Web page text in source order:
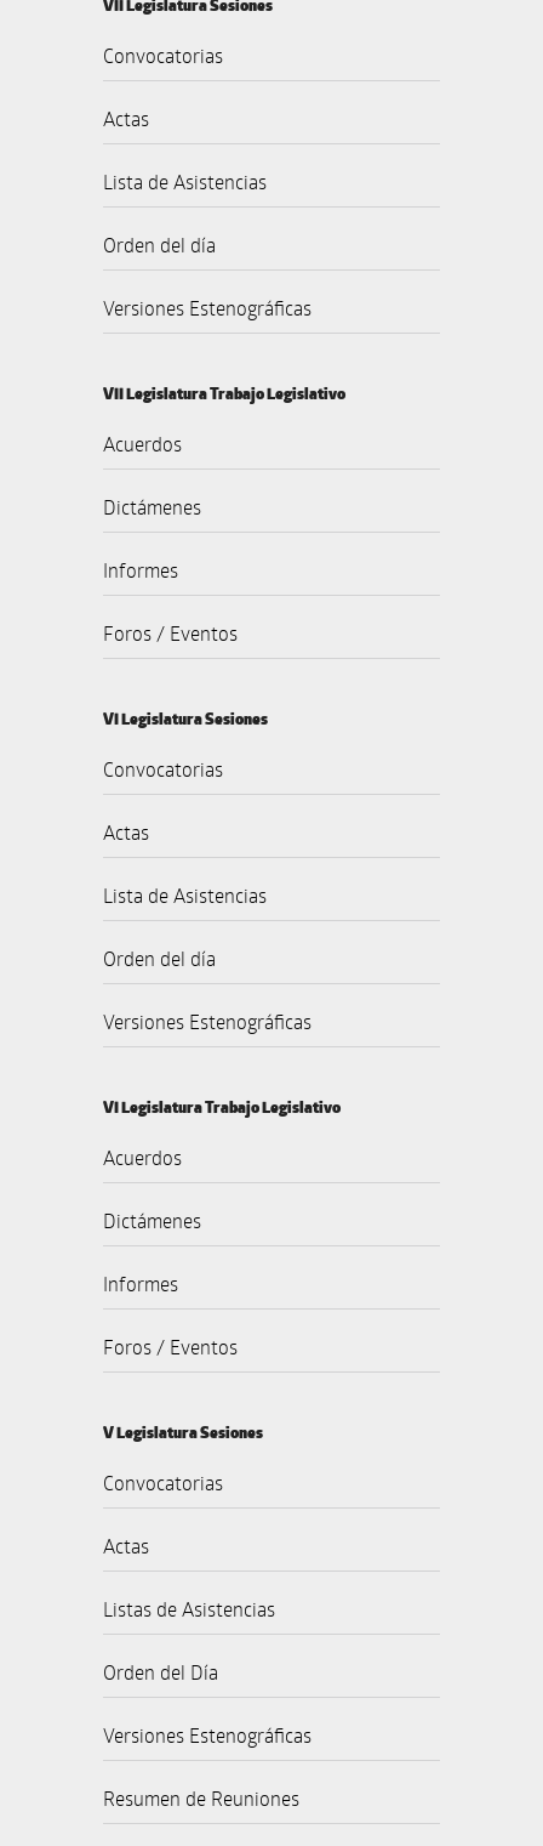
VII Legislatura Sesiones
Convocatorias
Actas
Lista de Asistencias
Orden del día
Versiones Estenográficas
VII Legislatura Trabajo Legislativo
Acuerdos
Dictámenes
Informes
Foros / Eventos
VI Legislatura Sesiones
Convocatorias
Actas
Lista de Asistencias
Orden del día
Versiones Estenográficas
VI Legislatura Trabajo Legislativo
Acuerdos
Dictámenes
Informes
Foros / Eventos
V Legislatura Sesiones
Convocatorias
Actas
Listas de Asistencias
Orden del Día
Versiones Estenográficas
Resumen de Reuniones